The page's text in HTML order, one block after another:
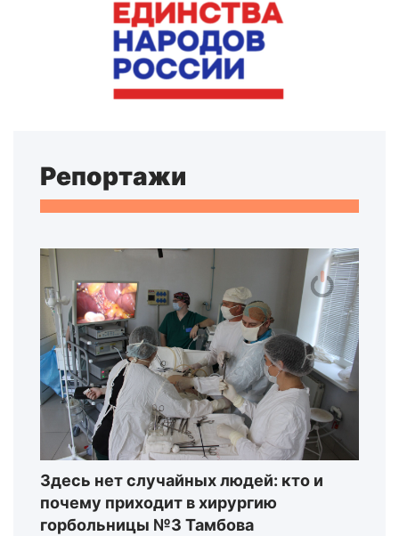
Репортажи
Здесь нет случайных людей: кто и
почему приходит в хирургию
горбольницы №3 Тамбова